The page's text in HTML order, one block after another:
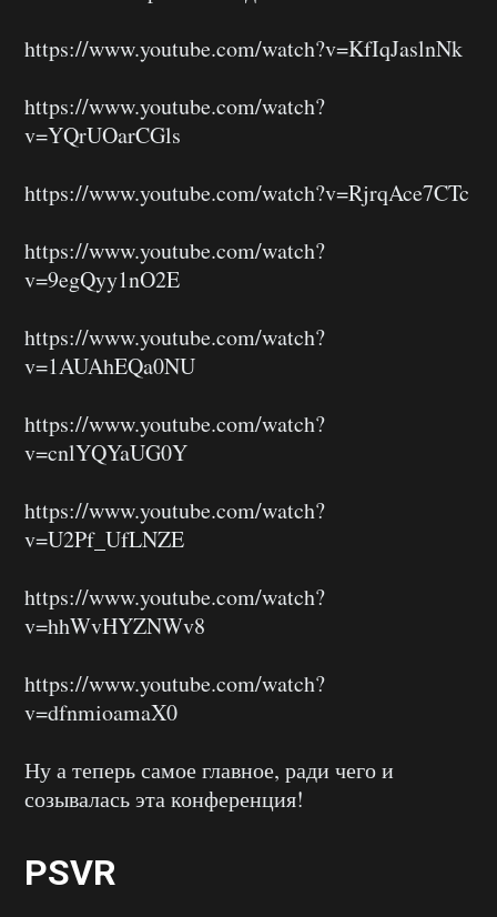
https://www.youtube.com/watch?v=KfIqJaslnNk
https://www.youtube.com/watch?
v=YQrUOarCGls
https://www.youtube.com/watch?v=RjrqAce7CTc
https://www.youtube.com/watch?
v=9egQyy1nO2E
https://www.youtube.com/watch?
v=1AUAhEQa0NU
https://www.youtube.com/watch?
v=cnlYQYaUG0Y
https://www.youtube.com/watch?
v=U2Pf_UfLNZE
https://www.youtube.com/watch?
v=hhWvHYZNWv8
https://www.youtube.com/watch?
v=dfnmioamaX0
Ну а теперь самое главное, ради чего и
созывалась эта конференция!
PSVR